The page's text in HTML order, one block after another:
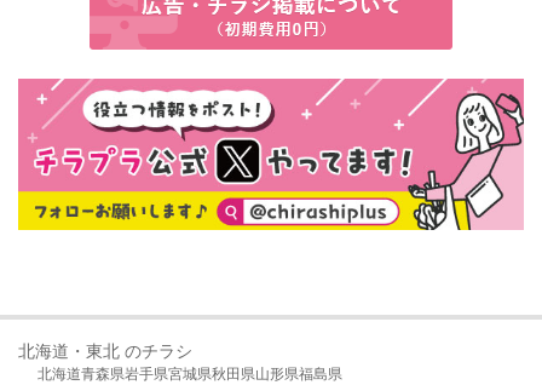
北海道・東北 のチラシ
北海道青森県岩手県宮城県秋田県山形県福島県